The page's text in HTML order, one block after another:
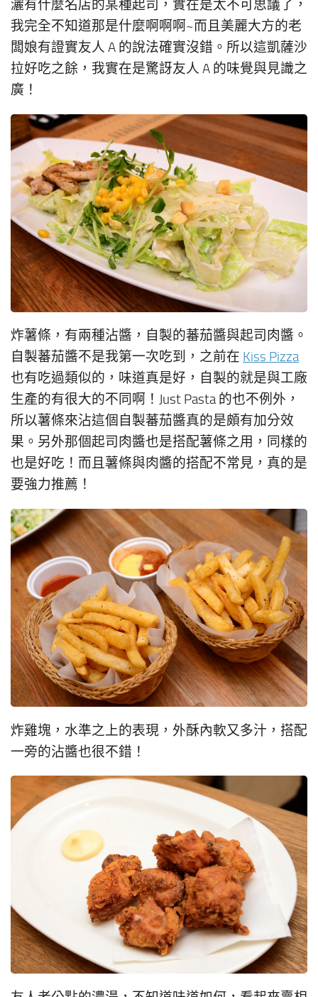
灑有什麼名店的某種起司，實在是太不可思議了，
我完全不知道那是什麼啊啊啊~而且美麗大方的老
闆娘有證實友人 A 的說法確實沒錯。所以這凱薩沙
拉好吃之餘，我實在是驚訝友人 A 的味覺與見識之
廣！
炸薯條，有兩種沾醬，自製的蕃茄醬與起司肉醬。
自製蕃茄醬不是我第一次吃到，之前在 Kiss Pizza
也有吃過類似的，味道真是好，自製的就是與工廠
生產的有很大的不同啊！Just Pasta 的也不例外，
所以薯條來沾這個自製蕃茄醬真的是頗有加分效
果。另外那個起司肉醬也是搭配薯條之用，同樣的
也是好吃！而且薯條與肉醬的搭配不常見，真的是
要強力推薦！
炸雞塊，水準之上的表現，外酥內軟又多汁，搭配
一旁的沾醬也很不錯！